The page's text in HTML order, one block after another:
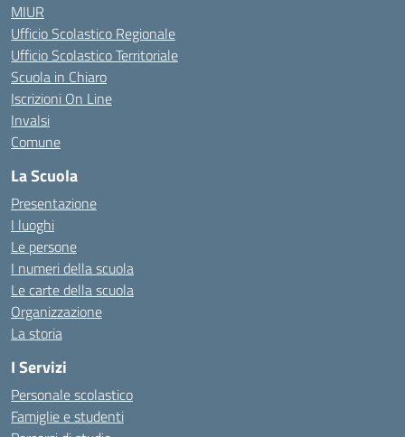
MIUR
Ufficio Scolastico Regionale
Ufficio Scolastico Territoriale
Scuola in Chiaro
Iscrizioni On Line
Invalsi
Comune
La Scuola
Presentazione
I luoghi
Le persone
I numeri della scuola
Le carte della scuola
Organizzazione
La storia
I Servizi
Personale scolastico
Famiglie e studenti